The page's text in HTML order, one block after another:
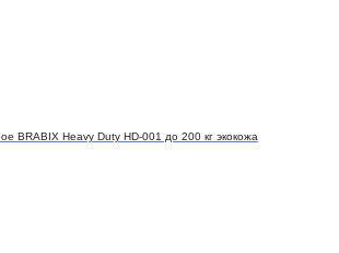
BRABIX Heavy Duty HD-001 до 200 кг экокожа